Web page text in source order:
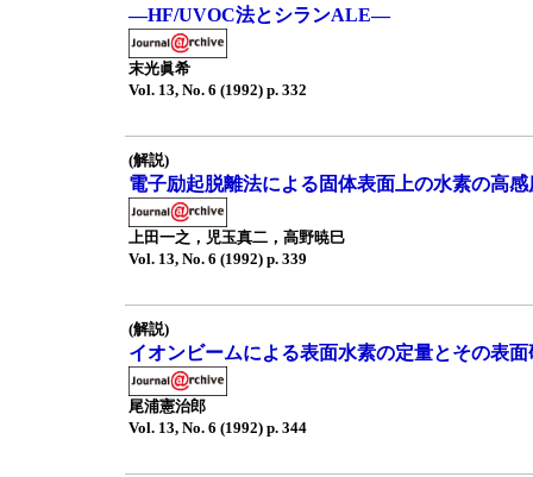
—HF/UVOC法とシランALE—
末光眞希
Vol. 13, No. 6 (1992) p. 332
(解説)
電子励起脱離法による固体表面上の水素の高感
上田一之，児玉真二，高野暁巳
Vol. 13, No. 6 (1992) p. 339
(解説)
イオンビームによる表面水素の定量とその表
尾浦憲治郎
Vol. 13, No. 6 (1992) p. 344